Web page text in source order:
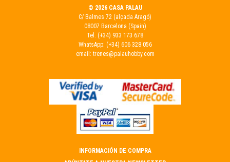
© 2026 CASA PALAU
C/ Balmes 72 (alçada Aragó)
08007 Barcelona (Spain)
Tel. (+34) 933 173 678
WhatsApp: (+34) 606 328 056
email: trenes@palauhobby.com
INFORMACIÓN DE COMPRA